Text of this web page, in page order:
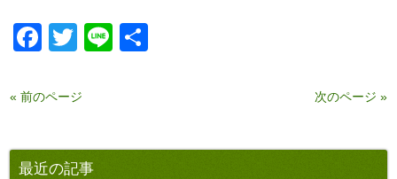
Facebook
Twitter
Line
« 前のページ 次のページ »
最近の記事